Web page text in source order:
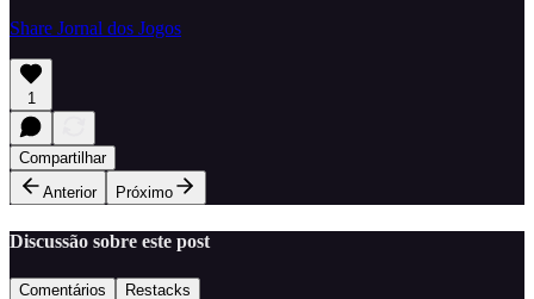
Share Jornal dos Jogos
1
Compartilhar
Anterior
Próximo
Discussão sobre este post
Comentários Restacks